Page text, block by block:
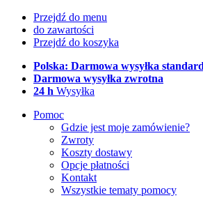
Przejdź do menu
do zawartości
Przejdź do koszyka
Polska: Darmowa wysyłka
Darmowa wysyłka zwrotna
24 h Wysyłka
Pomoc
Gdzie jest moje zamówienie?
Zwroty
Koszty dostawy
Opcje płatności
Kontakt
Wszystkie tematy pomocy